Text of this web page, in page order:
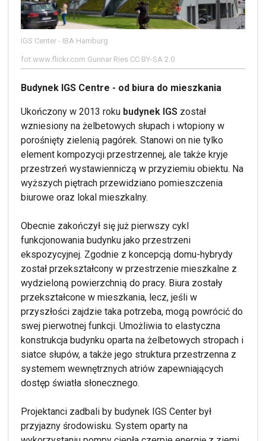
IGS Center - IBA Hamburg
fot:www.flickr.com Gunnar Ries CC BY-SA 2.0
Budynek IGS Centre - od biura do mieszkania
Ukończony w 2013 roku budynek IGS został
wzniesiony na żelbetowych słupach i wtopiony w
porośnięty zielenią pagórek. Stanowi on nie tylko
element kompozycji przestrzennej, ale także kryje
przestrzeń wystawienniczą w przyziemiu obiektu. Na
wyższych piętrach przewidziano pomieszczenia
biurowe oraz lokal mieszkalny.
Obecnie zakończył się już pierwszy cykl
funkcjonowania budynku jako przestrzeni
ekspozycyjnej. Zgodnie z koncepcją domu-hybrydy
został przekształcony w przestrzenie mieszkalne z
wydzieloną powierzchnią do pracy. Biura zostały
przekształcone w mieszkania, lecz, jeśli w
przyszłości zajdzie taka potrzeba, mogą powrócić do
swej pierwotnej funkcji. Umożliwia to elastyczna
konstrukcja budynku oparta na żelbetowych stropach i
siatce słupów, a także jego struktura przestrzenna z
systemem wewnętrznych atriów zapewniających
dostęp światła słonecznego.
Projektanci zadbali by budynek IGS Center był
przyjazny środowisku. System oparty na